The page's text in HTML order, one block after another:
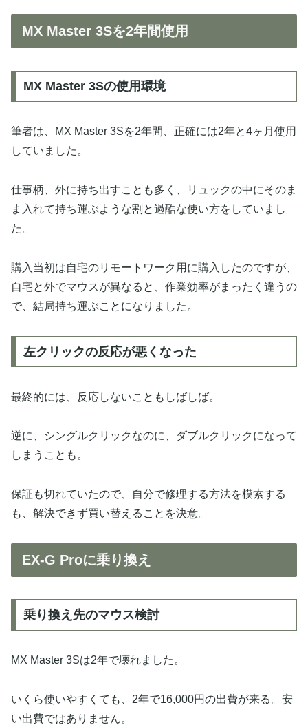
MX Master 3Sを2年間使用
MX Master 3Sの使用環境
筆者は、MX Master 3Sを2年間、正確には2年と4ヶ月使用
していました。
仕事柄、外に持ち出すことも多く、リュックの中にそのま
ま入れて持ち運ぶような割と過酷な使い方をしていまし
た。
購入当初は自宅のリモートワーク用に購入したのですが、
自宅と外でマウスが異なると、作業効率がまったく違うの
で、結局持ち運ぶことになりました。
左クリックの反応が悪くなった
最終的には、反応しないこともしばしば。
逆に、シングルクリックなのに、ダブルクリックになって
しまうことも。
保証も切れていたので、自分で修理する方法を模索する
も、解決できず買い替えることを決意。
EX-G Proに乗り換え
乗り換え先のマウス検討
MX Master 3Sは2年で壊れました。
いくら使いやすくても、2年で16,000円の出費が来る。安
い出費ではありません。